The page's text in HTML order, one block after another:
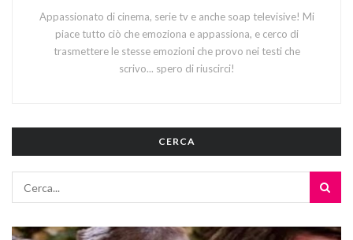
Appassionato di cinema, serie tv e anche soap televisive! Mi
piace tutto ciò che emoziona e appassiona, e cerco di
trasmettere le stesse emozioni che provo nei testi che
scrivo... spero di riuscirci!
CERCA